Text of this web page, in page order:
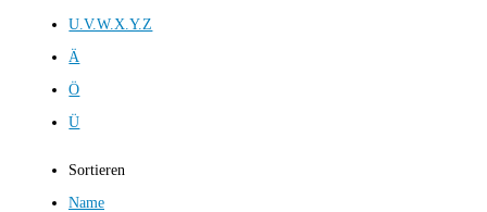
U.V.W.X.Y.Z
Ä
Ö
Ü
Sortieren
Name